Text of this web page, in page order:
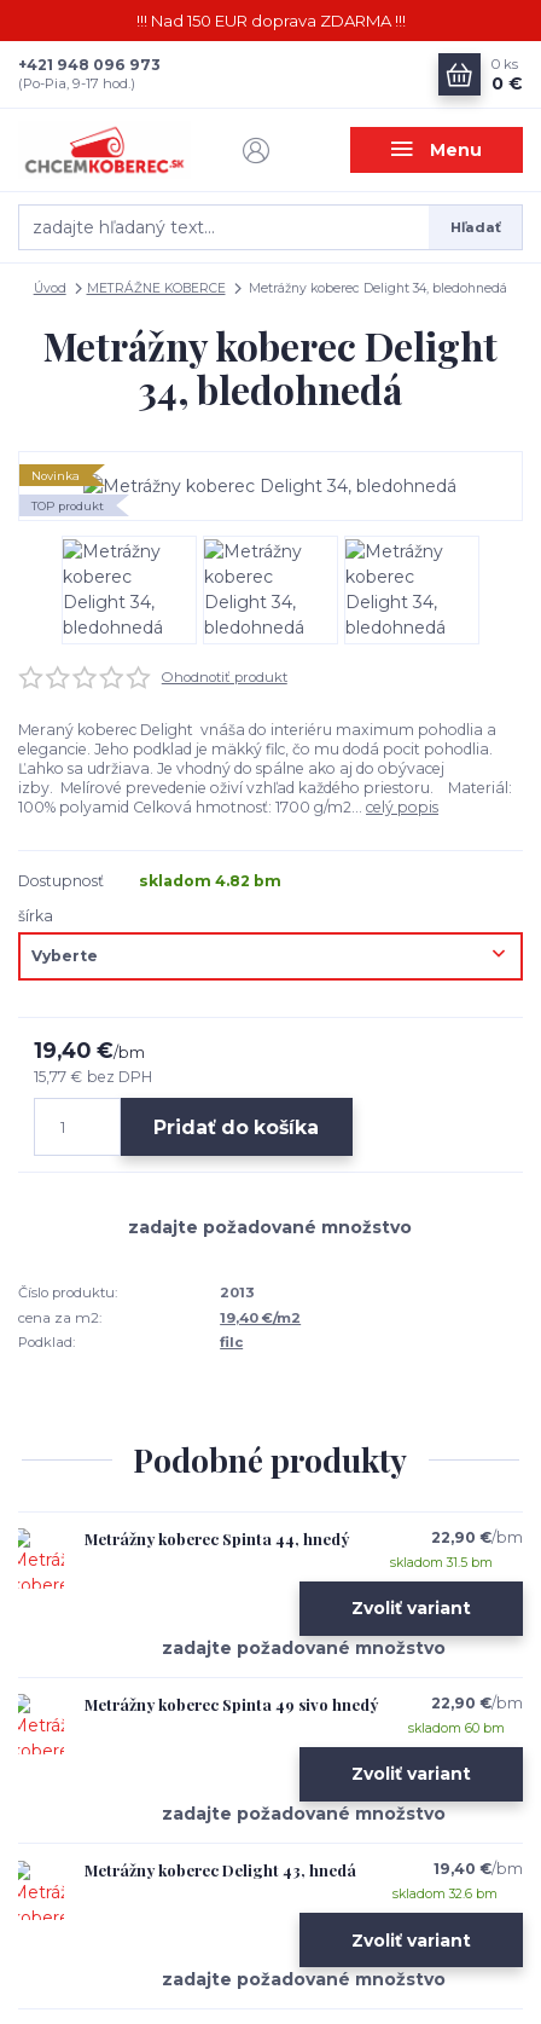
!!! Nad 150 EUR doprava ZDARMA !!!
Menu
Hľadať
+421 948 096 973
(Po-Pia, 9-17 hod.)
0 ks
0 €
Úvod METRÁŽNE KOBERCE Metrážny koberec Delight 34, bledohnedá
Metrážny koberec Delight
34, bledohnedá
Novinka
TOP produkt
Ohodnotiť produkt
Meraný koberec Delight vnáša do interiéru maximum pohodlia a
elegancie. Jeho podklad je mäkký filc, čo mu dodá pocit pohodlia.
Ľahko sa udržiava. Je vhodný do spálne ako aj do obývacej
izby. Melírové prevedenie oživí vzhľad každého priestoru. Materiál:
100% polyamid Celková hmotnosť: 1700 g/m2... celý popis
Dostupnosť
skladom 4.82 bm
šírka
19,40 €/bm
15,77 € bez DPH
Pridať do košíka
Číslo produktu:
2013
cena za m2:
19,40 €/m2
Podklad:
filc
Podobné produkty
Metrážny koberec Spinta 44, hnedý 22,90 €/bm
skladom 31.5 bm
Zvoliť variant
Metrážny koberec Spinta 49 sivo hnedý 22,90 €/bm
skladom 60 bm
Zvoliť variant
Metrážny koberec Delight 43, hnedá 19,40 €/bm
skladom 32.6 bm
Zvoliť variant